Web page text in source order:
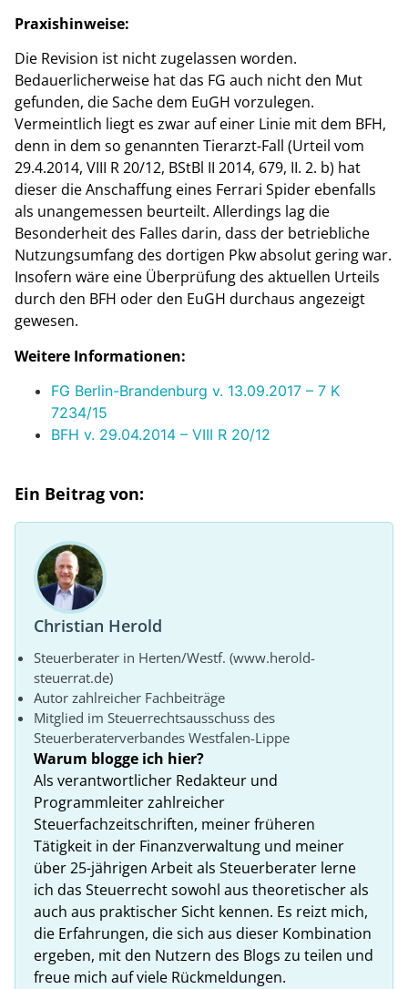
Praxishinweise:
Die Revision ist nicht zugelassen worden.
Bedauerlicherweise hat das FG auch nicht den Mut
gefunden, die Sache dem EuGH vorzulegen.
Vermeintlich liegt es zwar auf einer Linie mit dem BFH,
denn in dem so genannten Tierarzt-Fall (Urteil vom
29.4.2014, VIII R 20/12, BStBl II 2014, 679, II. 2. b) hat
dieser die Anschaffung eines Ferrari Spider ebenfalls
als unangemessen beurteilt. Allerdings lag die
Besonderheit des Falles darin, dass der betriebliche
Nutzungsumfang des dortigen Pkw absolut gering war.
Insofern wäre eine Überprüfung des aktuellen Urteils
durch den BFH oder den EuGH durchaus angezeigt
gewesen.
Weitere Informationen:
FG Berlin-Brandenburg v. 13.09.2017 – 7 K
7234/15
BFH v. 29.04.2014 – VIII R 20/12
Ein Beitrag von:
Christian Herold
Steuerberater in Herten/Westf. (www.herold-
steuerrat.de)
Autor zahlreicher Fachbeiträge
Mitglied im Steuerrechtsausschuss des
Steuerberaterverbandes Westfalen-Lippe
Warum blogge ich hier?
Als verantwortlicher Redakteur und
Programmleiter zahlreicher
Steuerfachzeitschriften, meiner früheren
Tätigkeit in der Finanzverwaltung und meiner
über 25-jährigen Arbeit als Steuerberater lerne
ich das Steuerrecht sowohl aus theoretischer als
auch aus praktischer Sicht kennen. Es reizt mich,
die Erfahrungen, die sich aus dieser Kombination
ergeben, mit den Nutzern des Blogs zu teilen und
freue mich auf viele Rückmeldungen.